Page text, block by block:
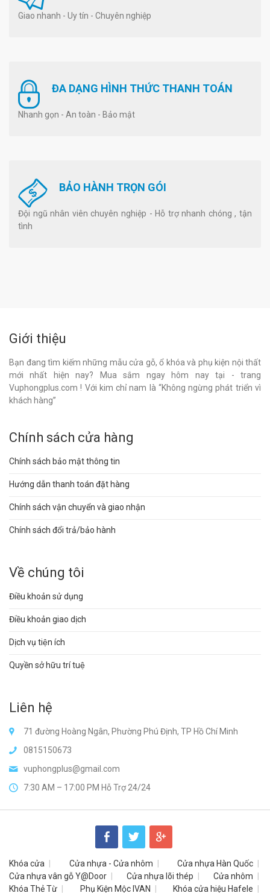
Giao nhanh - Uy tín - Chuyên nghiệp
ĐA DẠNG HÌNH THỨC THANH TOÁN
Nhanh gọn - An toàn - Bảo mật
BẢO HÀNH TRỌN GÓI
Đội ngũ nhân viên chuyên nghiệp - Hỗ trợ nhanh chóng , tận
tình
Giới thiệu
Bạn đang tìm kiếm những mẫu cửa gỗ, ổ khóa và phụ kiện nội thất
mới nhất hiện nay? Mua sắm ngay hôm nay tại - trang
Vuphongplus.com ! Với kim chỉ nam là “Không ngừng phát triển vì
khách hàng”
Chính sách cửa hàng
Chính sách bảo mật thông tin
Hướng dẫn thanh toán đặt hàng
Chính sách vận chuyển và giao nhận
Chính sách đổi trả/bảo hành
Về chúng tôi
Điều khoản sử dụng
Điều khoản giao dịch
Dịch vụ tiện ích
Quyền sở hữu trí tuệ
Liên hệ
71 đường Hoàng Ngân, Phường Phú Định, TP Hồ Chí Minh
0815150673
vuphongplus@gmail.com
7:30 AM – 17:00 PM Hỗ Trợ 24/24
Khóa cửa Cửa nhựa - Cửa nhôm
Cửa nhựa Hàn Quốc
Cửa nhựa vân gỗ Y@Door
Cửa nhựa lõi thép
Cửa nhôm
Khóa Thẻ Từ
Phụ Kiện Mộc IVAN Khóa cửa hiệu Hafele